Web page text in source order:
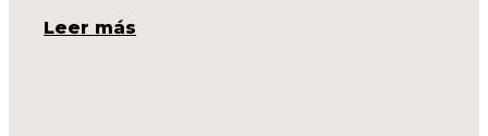
Leer más